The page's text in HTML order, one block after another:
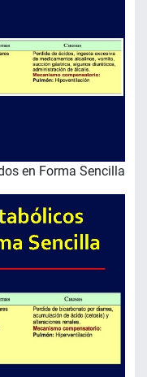
en Forma Sencilla